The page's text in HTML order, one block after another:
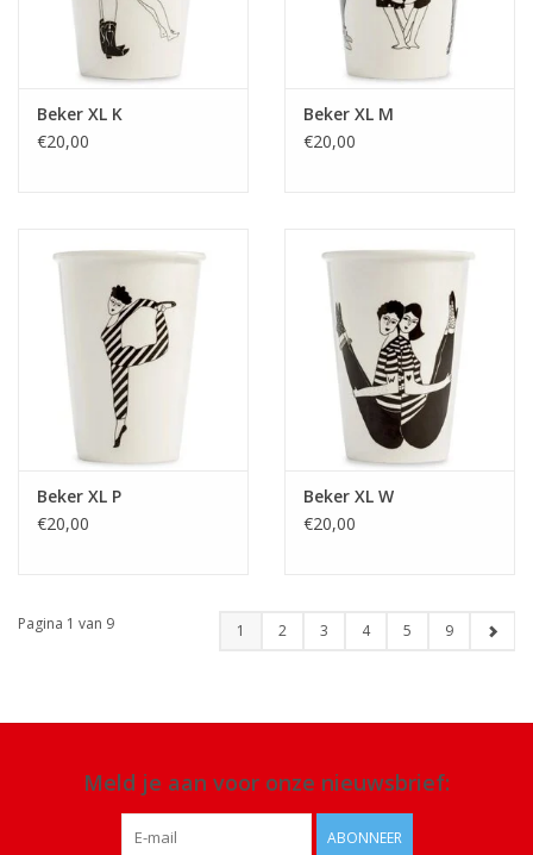
Beker XL K
€20,00
Beker XL M
€20,00
Beker XL P
€20,00
Beker XL W
€20,00
Pagina 1 van 9 1 2 3 4 5 9
Meld je aan voor onze nieuwsbrief:
ABONNEER